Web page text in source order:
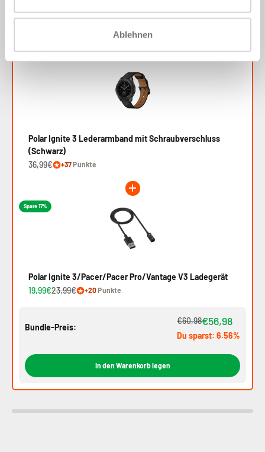
Ablehnen
Polar Ignite 3 Lederarmband mit Schraubverschluss
(Schwarz)
36,99€
+37Punkte
Spare 17%
Polar Ignite 3/Pacer/Pacer Pro/Vantage V3 Ladegerät
19,99€23,99€ +20Punkte
Bundle-Preis:
€60,98€56,98
Du sparst: 6.56%
In den Warenkorb legen